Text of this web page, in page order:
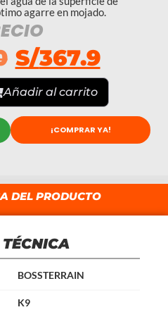
agarre en mojado.
S/367.9
Añadir al carrito
¡COMPRAR YA!
DEL PRODUCTO
BOSSTERRAIN
K9